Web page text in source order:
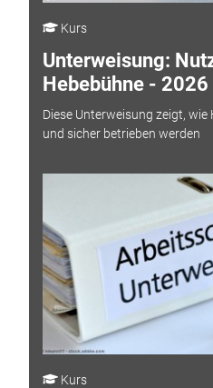
Kurs
Unterweisung:
Hebebühne - 2026
Diese Unterweisung zeigt,
und sicher betrieben werden
Kurs